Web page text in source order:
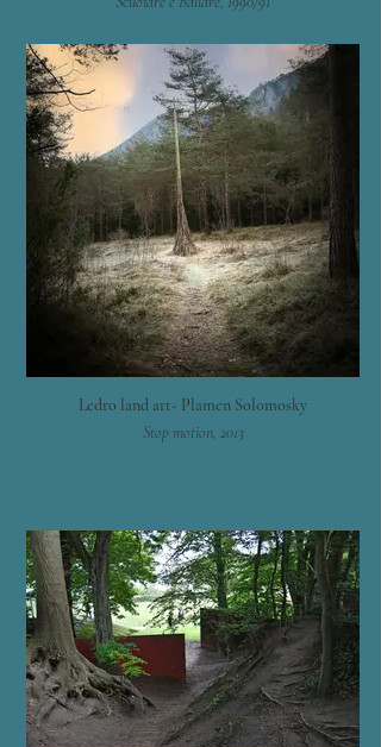
Ledro land art- Plamen Solomosky
Stop motion, 2013